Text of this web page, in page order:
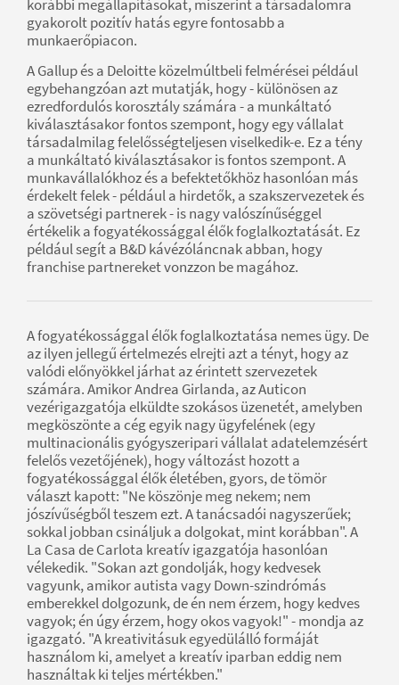
korábbi megállapításokat, miszerint a társadalomra
gyakorolt pozitív hatás egyre fontosabb a
munkaerőpiacon.
A Gallup és a Deloitte közelmúltbeli felmérései például
egybehangzóan azt mutatják, hogy - különösen az
ezredfordulós korosztály számára - a munkáltató
kiválasztásakor fontos szempont, hogy egy vállalat
társadalmilag felelősségteljesen viselkedik-e. Ez a tény
a munkáltató kiválasztásakor is fontos szempont. A
munkavállalókhoz és a befektetőkhöz hasonlóan más
érdekelt felek - például a hirdetők, a szakszervezetek és
a szövetségi partnerek - is nagy valószínűséggel
értékelik a fogyatékossággal élők foglalkoztatását. Ez
például segít a B&D kávézóláncnak abban, hogy
franchise partnereket vonzzon be magához.
A fogyatékossággal élők foglalkoztatása nemes ügy. De
az ilyen jellegű értelmezés elrejti azt a tényt, hogy az
valódi előnyökkel járhat az érintett szervezetek
számára. Amikor Andrea Girlanda, az Auticon
vezérigazgatója elküldte szokásos üzenetét, amelyben
megköszönte a cég egyik nagy ügyfelének (egy
multinacionális gyógyszeripari vállalat adatelemzésért
felelős vezetőjének), hogy változást hozott a
fogyatékossággal élők életében, gyors, de tömör
választ kapott: "Ne köszönje meg nekem; nem
jószívűségből teszem ezt. A tanácsadói nagyszerűek;
sokkal jobban csináljuk a dolgokat, mint korábban". A
La Casa de Carlota kreatív igazgatója hasonlóan
vélekedik. "Sokan azt gondolják, hogy kedvesek
vagyunk, amikor autista vagy Down-szindrómás
emberekkel dolgozunk, de én nem érzem, hogy kedves
vagyok; én úgy érzem, hogy okos vagyok!" - mondja az
igazgató. "A kreativitásuk egyedülálló formáját
használom ki, amelyet a kreatív iparban eddig nem
használtak ki teljes mértékben."